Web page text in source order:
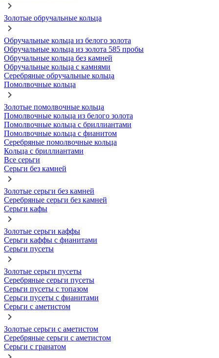
Золотые обручальные кольца
Обручальные кольца из белого золота
Обручальные кольца из золота 585 пробы
Обручальные кольца без камней
Обручальные кольца с камнями
Серебряные обручальные кольца
Помолвочные кольца
Золотые помолвочные кольца
Помолвочные кольца из белого золота
Помолвочные кольца с бриллиантами
Помолвочные кольца с фианитом
Серебряные помолвочные кольца
Кольца с бриллиантами
Все серьги
Серьги без камней
Золотые серьги без камней
Серебряные серьги без камней
Серьги кафы
Золотые серьги каффы
Серьги каффы с фианитами
Серьги пусеты
Золотые серьги пусеты
Серебряные серьги пусеты
Серьги пусеты с топазом
Серьги пусеты с фианитами
Серьги с аметистом
Золотые серьги с аметистом
Серебряные серьги с аметистом
Серьги с гранатом